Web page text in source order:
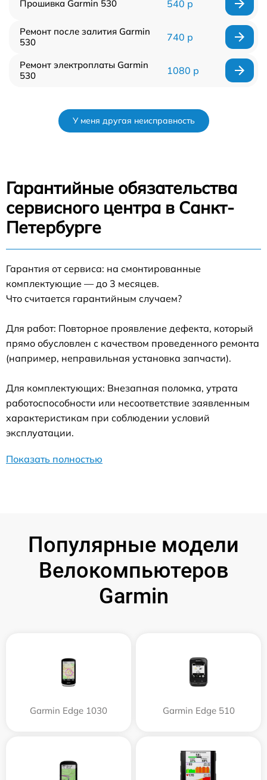
Прошивка Garmin 530 540 р
Ремонт после залития Garmin
530
740 р
Ремонт электроплаты Garmin
530
1080 р
У меня другая неисправность
Гарантийные обязательства
сервисного центра в Санкт-
Петербурге
Гарантия от сервиса: на смонтированные
комплектующие — до 3 месяцев.
Что считается гарантийным случаем?
Для работ: Повторное проявление дефекта, который
прямо обусловлен с качеством проведенного ремонта
(например, неправильная установка запчасти).
Для комплектующих: Внезапная поломка, утрата
работоспособности или несоответствие заявленным
характеристикам при соблюдении условий
эксплуатации.
Показать полностью
Популярные модели
Велокомпьютеров
Garmin
Garmin Edge 1030 Garmin Edge 510